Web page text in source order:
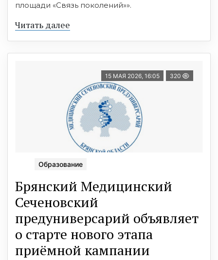
площади «Связь поколений»».
Читать далее
15 МАЯ 2026, 16:05 320
Образование
Брянский Медицинский
Сеченовский
предуниверсарий объявляет
о старте нового этапа
приёмной кампании